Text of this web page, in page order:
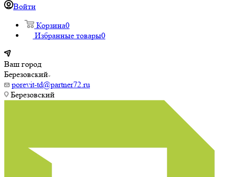
Войти
Корзина0
Избранные товары0
Ваш город
Березовский
porevit-td@partner72.ru
Березовский